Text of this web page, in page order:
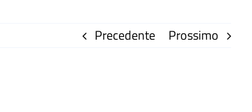
Precedente Prossimo